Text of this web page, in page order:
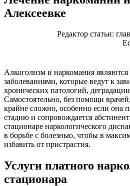
Алексеевке
Редактор статьи:
Алкоголизм и наркомания
заболеваниями, которые ведут к
хронических патологий,
Самостоятельно, без помощи
крайне сложно, особенно если она
стадию и сопровождается
стационаре наркологического
в борьбе с болезнью, чтобы в
избавить от пристрастия.
Услуги платного
стационара